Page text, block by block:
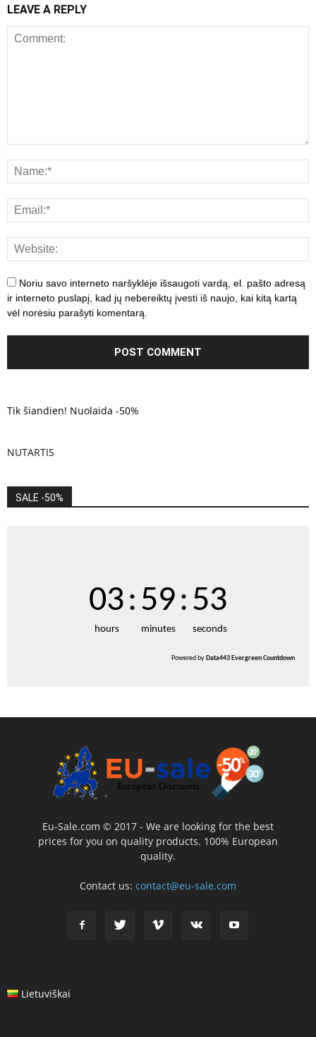
LEAVE A REPLY
Noriu savo interneto naršyklėje išsaugoti vardą, el. pašto adresą
ir interneto puslapį, kad jų nebereiktų įvesti iš naujo, kai kitą kartą
vėl norėsiu parašyti komentarą.
Tik šiandien! Nuolaida -50%
NUTARTIS
SALE -50%
03
hours
:59
minutes
:53
seconds
Powered by Data443 Evergreen Countdown
Eu-Sale.com © 2017 - We are looking for the best
prices for you on quality products. 100% European
quality.
Contact us: contact@eu-sale.com
Lietuviškai